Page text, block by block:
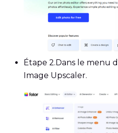
Étape 2.Dans le menu
Image Upscaler.